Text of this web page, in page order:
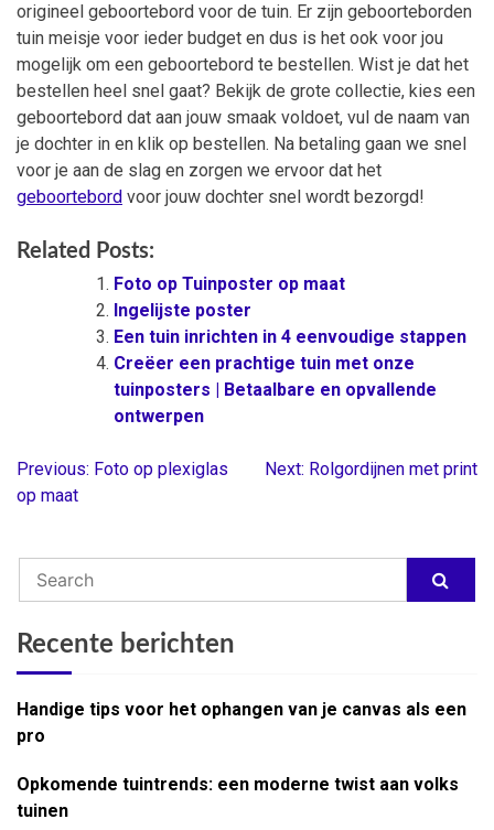
origineel geboortebord voor de tuin. Er zijn geboorteborden
tuin meisje voor ieder budget en dus is het ook voor jou
mogelijk om een geboortebord te bestellen. Wist je dat het
bestellen heel snel gaat? Bekijk de grote collectie, kies een
geboortebord dat aan jouw smaak voldoet, vul de naam van
je dochter in en klik op bestellen. Na betaling gaan we snel
voor je aan de slag en zorgen we ervoor dat het
geboortebord voor jouw dochter snel wordt bezorgd!
Related Posts:
Foto op Tuinposter op maat
Ingelijste poster
Een tuin inrichten in 4 eenvoudige stappen
Creëer een prachtige tuin met onze
tuinposters | Betaalbare en opvallende
ontwerpen
Berichtnavigatie
Previous: Foto op plexiglas
op maat
Next: Rolgordijnen met print
Recente berichten
Handige tips voor het ophangen van je canvas als een
pro
Opkomende tuintrends: een moderne twist aan volks
tuinen